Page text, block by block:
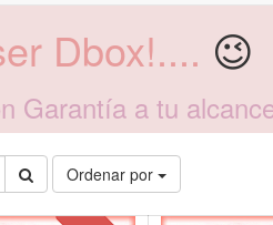
Dbox!.... 😉
Garantía a tu
Ordenar por